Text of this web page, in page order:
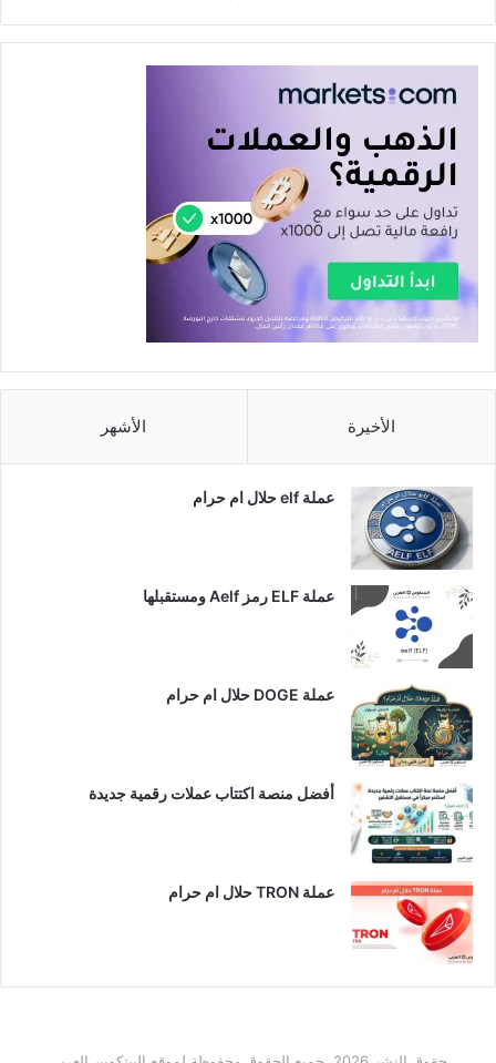
الأخيرة الأشهر
عملة elf حلال ام حرام
عملة ELF رمز Aelf ومستقبلها
عملة DOGE حلال ام حرام
أفضل منصة اكتتاب عملات رقمية جديدة
عملة TRON حلال ام حرام​